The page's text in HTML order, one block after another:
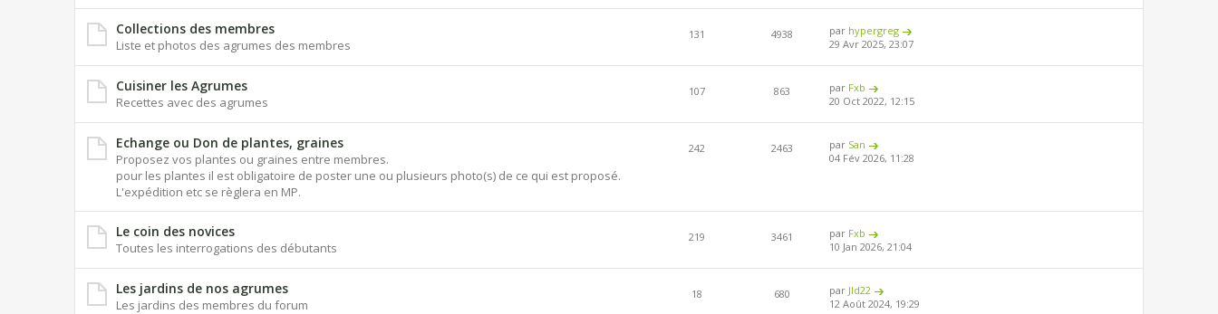
Collections des membres
Liste et photos des agrumes des membres
131 4938 par hypergreg
29 Avr 2025, 23:07
Cuisiner les Agrumes
Recettes avec des agrumes
107 863 par Fxb
20 Oct 2022, 12:15
Echange ou Don de plantes, graines
Proposez vos plantes ou graines entre membres.
pour les plantes il est obligatoire de poster une ou plusieurs photo(s) de ce qui est proposé.
L'expédition etc se règlera en MP.
242 2463 par San
04 Fév 2026, 11:28
Le coin des novices
Toutes les interrogations des débutants
219 3461 par Fxb
10 Jan 2026, 21:04
Les jardins de nos agrumes
Les jardins des membres du forum
18 680 par Jld22
12 Août 2024, 19:29